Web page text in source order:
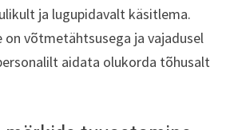
ja lugupidavalt käsitlema.
on võtmetähtsusega ja vajadusel
aidata olukorda tõhusalt